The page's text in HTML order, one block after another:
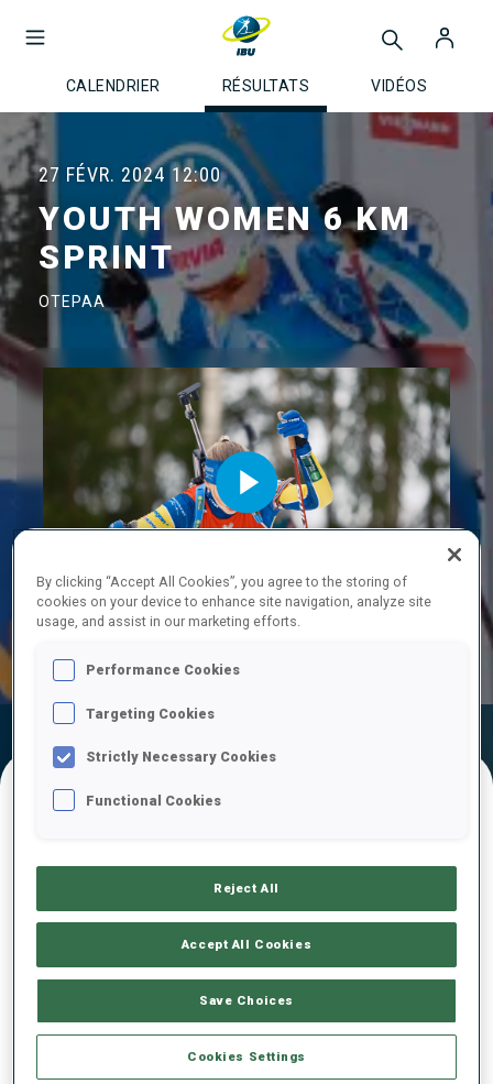
CALENDRIER RÉSULTATS VIDÉOS
27 FÉVR. 2024 12:00
YOUTH WOMEN 6 KM
SPRINT
OTEPAA
Play
Officiels
2 53 E. HAKALA
0 2
By clicking “Accept All Cookies”, you agree to the storing of
cookies on your device to enhance site navigation, analyze site
usage, and assist in our marketing efforts.
Performance Cookies
Targeting Cookies
Strictly Necessary Cookies
Functional Cookies
Reject All
Accept All Cookies
Save Choices
Cookies Settings